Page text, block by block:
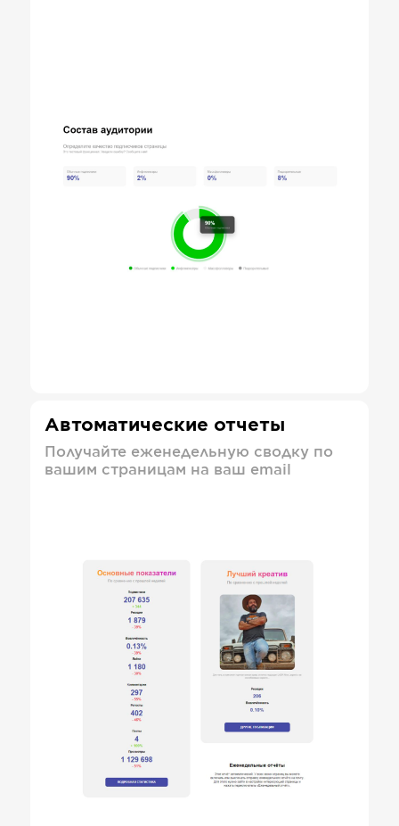
Автоматические отчеты
Получайте еженедельную сводку по
вашим страницам на ваш email